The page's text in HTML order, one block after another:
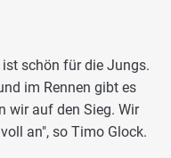
schön für die Jungs.
im Rennen gibt es
wir auf den Sieg. Wir
an", so Timo Glock.